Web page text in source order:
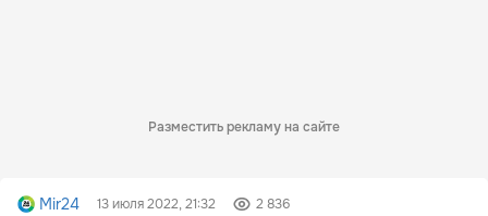
Разместить рекламу на сайте
Mir24 13 июля 2022, 21:32 2 836